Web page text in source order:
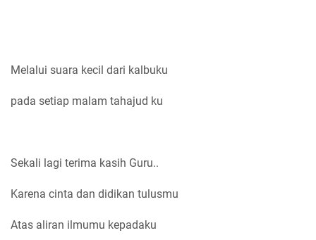
Melalui suara kecil dari kalbuku
pada setiap malam tahajud ku
Sekali lagi terima kasih Guru..
Karena cinta dan didikan tulusmu
Atas aliran ilmumu kepadaku